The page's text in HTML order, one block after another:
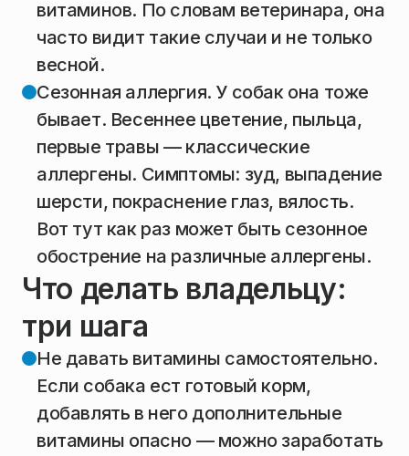
витаминов. По словам ветеринара, она
часто видит такие случаи и не только
весной.
Сезонная аллергия. У собак она тоже
бывает. Весеннее цветение, пыльца,
первые травы — классические
аллергены. Симптомы: зуд, выпадение
шерсти, покраснение глаз, вялость.
Вот тут как раз может быть сезонное
обострение на различные аллергены.
Что делать владельцу:
три шага
Не давать витамины самостоятельно.
Если собака ест готовый корм,
добавлять в него дополнительные
витамины опасно — можно заработать